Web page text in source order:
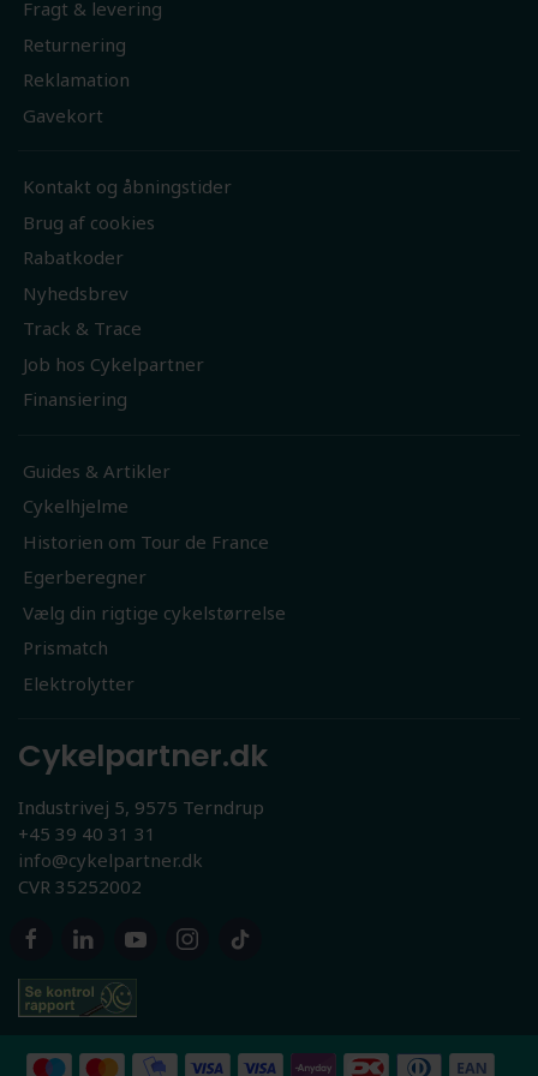
Fragt & levering
Returnering
Reklamation
Gavekort
Kontakt og åbningstider
Brug af cookies
Rabatkoder
Nyhedsbrev
Track & Trace
Job hos Cykelpartner
Finansiering
Guides & Artikler
Cykelhjelme
Historien om Tour de France
Egerberegner
Vælg din rigtige cykelstørrelse
Prismatch
Elektrolytter
Cykelpartner.dk
Industrivej 5, 9575 Terndrup
+45 39 40 31 31
info@cykelpartner.dk
CVR 35252002